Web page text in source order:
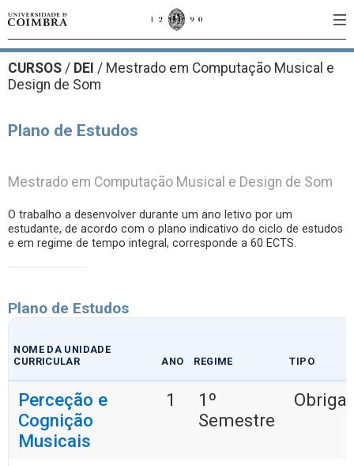
CURSOS / DEI / Mestrado em Computação Musical e
Design de Som
Plano de Estudos
Mestrado em Computação Musical e Design de Som
O trabalho a desenvolver durante um ano letivo por um
estudante, de acordo com o plano indicativo do ciclo de estudos
e em regime de tempo integral, corresponde a 60 ECTS.
Plano de Estudos
NOME DA UNIDADE
CURRICULAR
ANO REGIME TIPO
Perceção e
Cognição
Musicais
1
1º
Semestre